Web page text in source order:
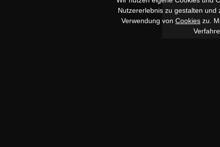
Nutzererlebnis zu gestalten
Verwendung von Cookies zu.